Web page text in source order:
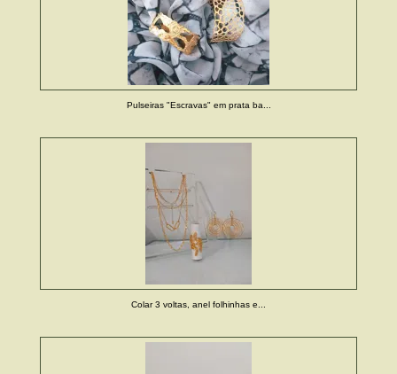
Pulseiras "Escravas" em prata ba...
Colar 3 voltas, anel folhinhas e...